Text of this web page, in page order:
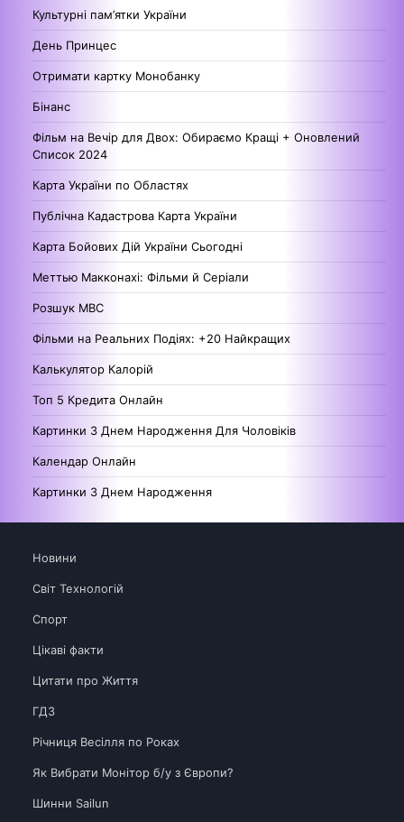
Культурні пам’ятки України
День Принцес
Отримати картку Монобанку
Бінанс
Фільм на Вечір для Двох: Обираємо Кращі + Оновлений
Список 2024
Карта України по Областях
Публічна Кадастрова Карта України
Карта Бойових Дій України Сьогодні
Меттью Макконахі: Фільми й Серіали
Розшук МВС
Фільми на Реальних Подіях: +20 Найкращих
Калькулятор Калорій
Топ 5 Кредита Онлайн
Картинки З Днем Народження Для Чоловіків
Календар Онлайн
Картинки З Днем Народження
Новини
Світ Технологій
Спорт
Цікаві факти
Цитати про Життя
ГДЗ
Річниця Весілля по Роках
Як Вибрати Монітор б/у з Європи?
Шинни Sailun